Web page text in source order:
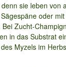
sie leben
oder
Zucht-
in das Substrat
Myzels im